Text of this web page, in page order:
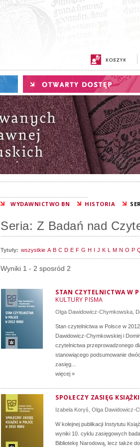
WYDAWNICTWO BN HISTORIA
Seria: Z Badań nad
Tytuły: wszystkie A B C D E F G H I J K L M N O P
Wyniki 1 - 2 sposród 2
STAN CZYTELNICTWA W
KULTURY PISMA
Olga Dawidowicz-Chymkowska
Stan czytelnictwa w Polsce w
Dawidowicz-Chymkowskiej i
czytelnictwa przeprowadzonego
stanowiącego podsumowanie
zasięg...
więcej »
SPOŁECZY ZASIĘG
Izabela Koryś Olga Dawidowicz-
W kolejnej publikacji Instytutu
wyniki 10. cyklu zasięgowych
Bibliotekę Narodową, lecz także